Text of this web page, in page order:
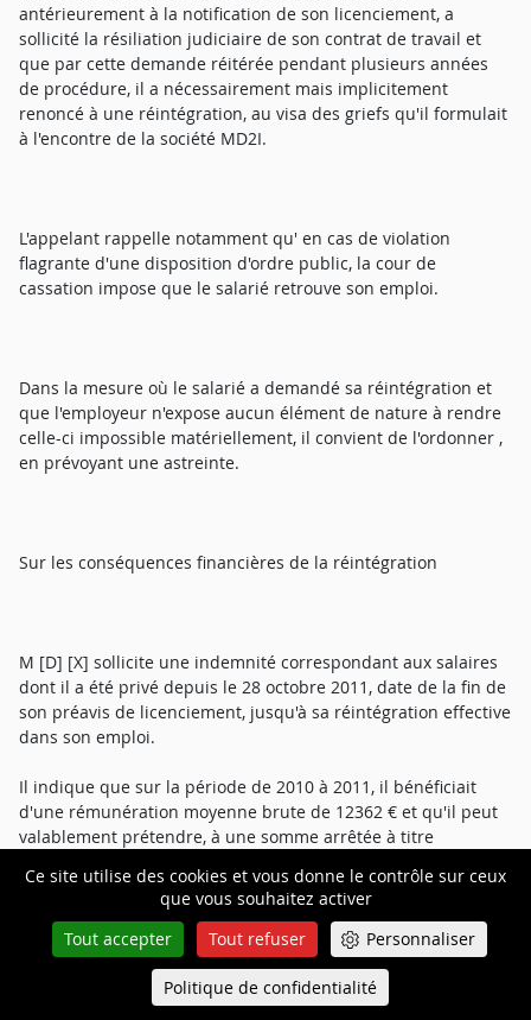
Ce site utilise des cookies et vous donne le contrôle sur ceux
que vous souhaitez activer
Tout accepter
Tout refuser Personnaliser
Politique de confidentialité
antérieurement à la notification de son licenciement, a
sollicité la résiliation judiciaire de son contrat de travail et
que par cette demande réitérée pendant plusieurs années
de procédure, il a nécessairement mais implicitement
renoncé à une réintégration, au visa des griefs qu'il formulait
à l'encontre de la société MD2I.
L'appelant rappelle notamment qu' en cas de violation
flagrante d'une disposition d'ordre public, la cour de
cassation impose que le salarié retrouve son emploi.
Dans la mesure où le salarié a demandé sa réintégration et
que l'employeur n'expose aucun élément de nature à rendre
celle-ci impossible matériellement, il convient de l'ordonner ,
en prévoyant une astreinte.
Sur les conséquences financières de la réintégration
M [D] [X] sollicite une indemnité correspondant aux salaires
dont il a été privé depuis le 28 octobre 2011, date de la fin de
son préavis de licenciement, jusqu'à sa réintégration effective
dans son emploi.
Il indique que sur la période de 2010 à 2011, il bénéficiait
d'une rémunération moyenne brute de 12362 € et qu'il peut
valablement prétendre, à une somme arrêtée à titre
2018, calculée ainsi : 85 mois x 12.362 € soit la somme globale
de 1.050.770 € outre 105.077 € de congés payés.
Il soutient que la liberté d'expression, l'égalité des armes et le
Queue-Fair